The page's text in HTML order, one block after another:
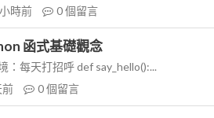
時前 0個留言
函式基礎觀念
：每天打招呼 def say_hello():...
前 0個留言